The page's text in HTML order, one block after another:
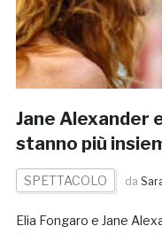
Jane Alexander
stanno più
SPETTACOLO da
Elia Fongaro e Jane